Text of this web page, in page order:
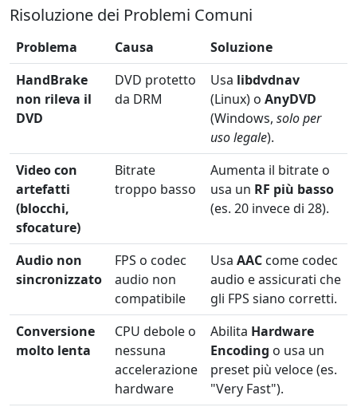
Risoluzione dei Problemi Comuni
Problema Causa
Soluzione
HandBrake
non rileva il
DVD
DVD protetto
da DRM
Usa libdvdnav
(Linux) o AnyDVD
(Windows, solo per
uso legale).
Video con
artefatti
(blocchi,
sfocature)
Bitrate
troppo basso
Aumenta il bitrate o
usa un RF più basso
(es. 20 invece di 28).
Audio non
sincronizzato
FPS o codec
audio non
compatibile
Usa AAC come codec
audio e assicurati che
gli FPS siano corretti.
Conversione
molto lenta
CPU debole o
nessuna
accelerazione
hardware
Abilita Hardware
Encoding o usa un
preset più veloce (es.
"Very Fast").